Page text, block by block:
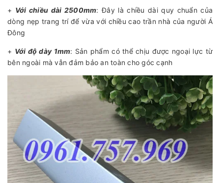
+ Với chiều dài 2500mm: Đây là chiều dài quy chuẩn của
dòng nẹp trang trí để vừa với chiều cao trần nhà của người Á
Đông
+ Với độ dày 1mm: Sản phẩm có thể chịu được ngoại lực từ
bên ngoài mà vẫn đảm bảo an toàn cho góc cạnh